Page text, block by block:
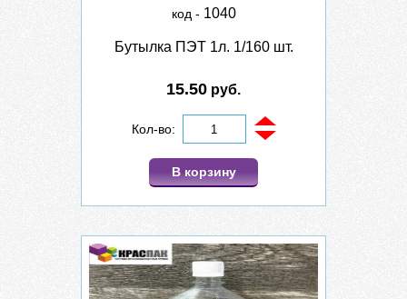
код - 1040
Бутылка ПЭТ 1л. 1/160 шт.
15.50 руб.
Кол-во:
В корзину